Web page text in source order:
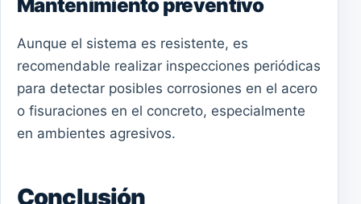
Mantenimiento preventivo
Aunque el sistema es resistente, es
recomendable realizar inspecciones periódicas
para detectar posibles corrosiones en el acero
o fisuraciones en el concreto, especialmente
en ambientes agresivos.
Conclusión